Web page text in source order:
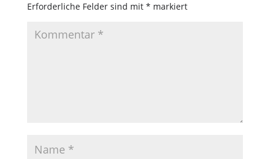
Erforderliche Felder sind mit * markiert